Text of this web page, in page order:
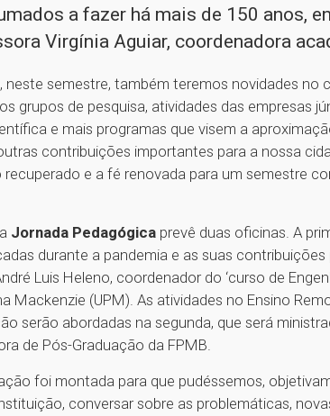
a fazer há mais de 150 anos,
Virgínia Aguiar, coordenadora
neste semestre, também teremos novidades no
grupos de pesquisa, atividades das empresas
e mais programas que visem a
contribuições importantes para a nossa
e a fé renovada para um semestre
Jornada Pedagógica prevê duas oficinas. A
durante a pandemia e as suas
Luis Heleno, coordenador do ‘curso de
Mackenzie (UPM). As atividades no Ensino
serão abordadas na segunda, que será
de Pós-Graduação da FPMB.
foi montada para que pudéssemos,
conversar sobre as problemáticas,